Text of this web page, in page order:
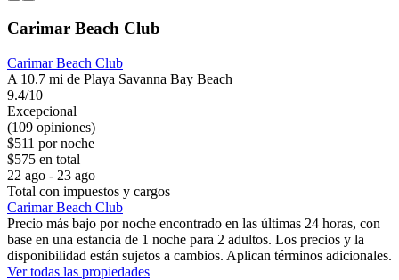
Carimar Beach Club
Carimar Beach Club
A 10.7 mi de Playa Savanna Bay Beach
9.4/10
Excepcional
(109 opiniones)
$511 por noche
$575 en total
22 ago - 23 ago
Total con impuestos y cargos
Carimar Beach Club
Precio más bajo por noche encontrado en las últimas 24 horas, con
base en una estancia de 1 noche para 2 adultos. Los precios y la
disponibilidad están sujetos a cambios. Aplican términos adicionales.
Ver todas las propiedades